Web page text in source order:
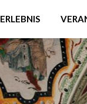
ERLEBNIS